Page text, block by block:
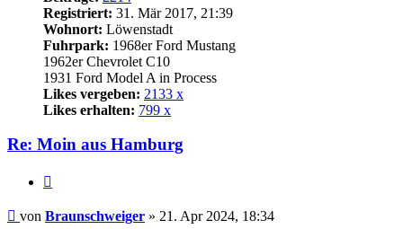
Registriert: 31. Mär 2017, 21:39
Wohnort: Löwenstadt
Fuhrpark: 1968er Ford Mustang
1962er Chevrolet C10
1931 Ford Model A in Process
Likes vergeben: 2133 x
Likes erhalten: 799 x
Re: Moin aus Hamburg
Beitrag
von Braunschweiger » 21. Apr 2024, 18:34